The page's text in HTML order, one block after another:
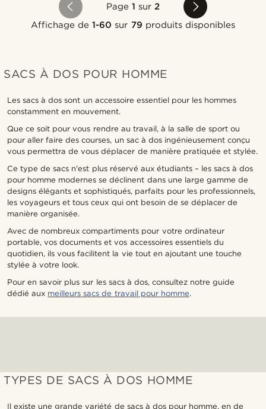
Page 1 sur2
Affichage de1-60 sur 79 produits disponibles
SACS À DOS POUR HOMME
Les sacs à dos sont un accessoire essentiel pour les hommes
constamment en mouvement.
Que ce soit pour vous rendre au travail, à la salle de sport ou
pour aller faire des courses, un sac à dos ingénieusement conçu
vous permettra de vous déplacer de manière pratiquée et stylée.
Ce type de sacs n'est plus réservé aux étudiants – les sacs à dos
pour homme modernes se déclinent dans une large gamme de
designs élégants et sophistiqués, parfaits pour les professionnels,
les voyageurs et tous ceux qui ont besoin de se déplacer de
manière organisée.
Avec de nombreux compartiments pour votre ordinateur
portable, vos documents et vos accessoires essentiels du
quotidien, ils vous facilitent la vie tout en ajoutant une touche
stylée à votre look.
Pour en savoir plus sur les sacs à dos, consultez notre guide
dédié aux meilleurs sacs de travail pour homme.
TYPES DE SACS À DOS HOMME
Il existe une grande variété de sacs à dos pour homme, en de